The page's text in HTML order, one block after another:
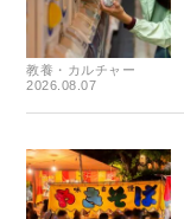
教養・カルチャー
2026.08.07